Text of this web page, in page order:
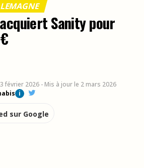
Sanity pour
février 2026 - Mis à jour le 2 mars 2026
i
sur Google